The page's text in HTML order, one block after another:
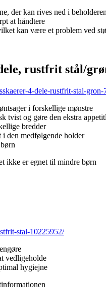
der kan rives ned i beholderen
at håndtere
kan være et problem ved
rustfrit stål/
4-dele-rustfrit-stal-
i forskellige mønstre
tvist og gøre den ekstra
bredder
den medfølgende holder
ikke er egnet til mindre børn
stal-10225952/
vedligeholde
hygiejne